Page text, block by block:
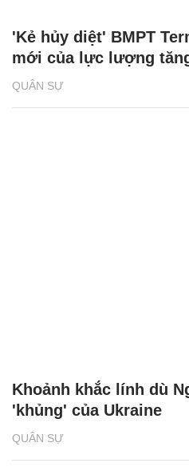
QUÂN SỰ
'Kẻ hủy diệt' BMPT
mới của lực lượng
QUÂN SỰ
Khoảnh khắc lính dù
'khủng' của Ukraine